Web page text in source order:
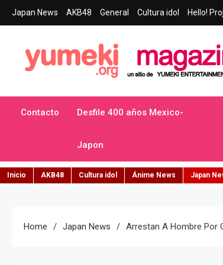
Skip
to
Japan News AKB48 General Cultura idol Hello!
Yumeki Magazine
Contacto Desfile 400 años Mexico-
Japon
Inicio AKB48 Cultura idol Ánime News Japan
Home Japan News Arrestan A Hombre Por